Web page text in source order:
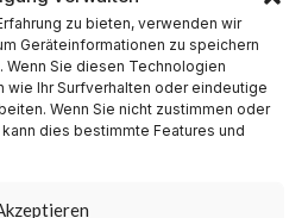
zu bieten, verwenden wir
Geräteinformationen zu speichern
Sie diesen Technologien
wie Ihr Surfverhalten oder eindeutige
Wenn Sie nicht zustimmen oder
dies bestimmte Features und